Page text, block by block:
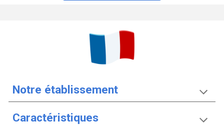
Notre établissement
Caractéristiques